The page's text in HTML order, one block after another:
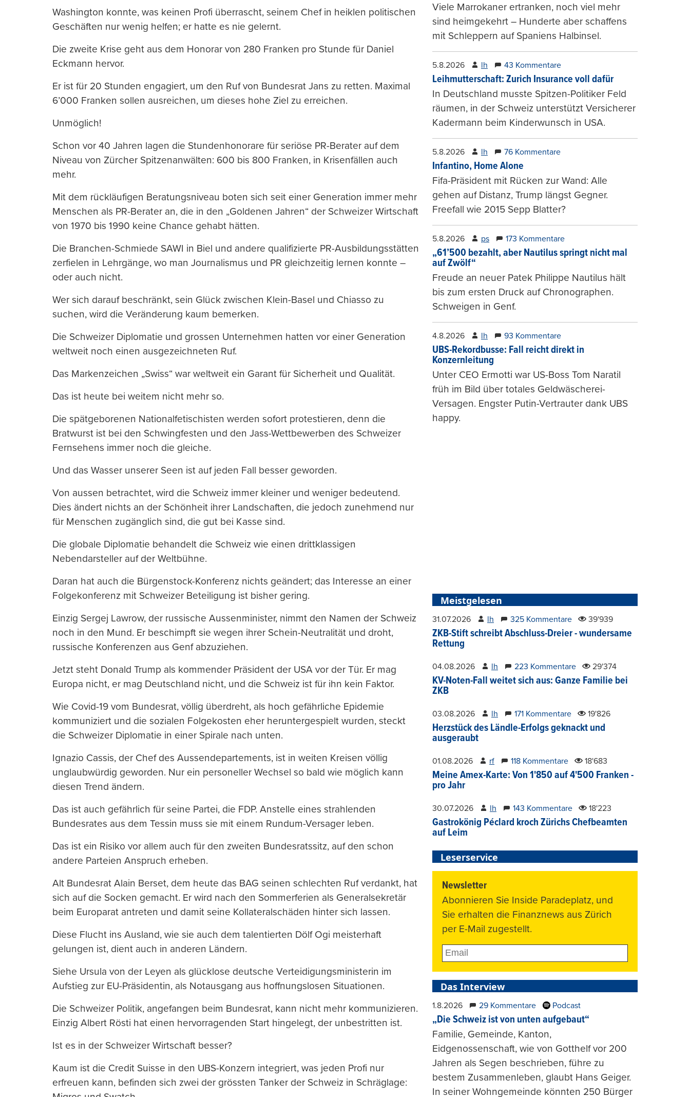
Washington konnte, was keinen Profi überrascht, seinem Chef in heiklen politischen
Geschäften nur wenig helfen; er hatte es nie gelernt.
Die zweite Krise geht aus dem Honorar von 280 Franken pro Stunde für Daniel
Eckmann hervor.
Er ist für 20 Stunden engagiert, um den Ruf von Bundesrat Jans zu retten. Maximal
6’000 Franken sollen ausreichen, um dieses hohe Ziel zu erreichen.
Unmöglich!
Schon vor 40 Jahren lagen die Stundenhonorare für seriöse PR-Berater auf dem
Niveau von Zürcher Spitzenanwälten: 600 bis 800 Franken, in Krisenfällen auch
mehr.
Mit dem rückläufigen Beratungsniveau boten sich seit einer Generation immer mehr
Menschen als PR-Berater an, die in den „Goldenen Jahren“ der Schweizer Wirtschaft
von 1970 bis 1990 keine Chance gehabt hätten.
Die Branchen-Schmiede SAWI in Biel und andere qualifizierte PR-Ausbildungsstätten
zerfielen in Lehrgänge, wo man Journalismus und PR gleichzeitig lernen konnte –
oder auch nicht.
Wer sich darauf beschränkt, sein Glück zwischen Klein-Basel und Chiasso zu
suchen, wird die Veränderung kaum bemerken.
Die Schweizer Diplomatie und grossen Unternehmen hatten vor einer Generation
weltweit noch einen ausgezeichneten Ruf.
Das Markenzeichen „Swiss“ war weltweit ein Garant für Sicherheit und Qualität.
Das ist heute bei weitem nicht mehr so.
Die spätgeborenen Nationalfetischisten werden sofort protestieren, denn die
Bratwurst ist bei den Schwingfesten und den Jass-Wettbewerben des Schweizer
Fernsehens immer noch die gleiche.
Und das Wasser unserer Seen ist auf jeden Fall besser geworden.
Von aussen betrachtet, wird die Schweiz immer kleiner und weniger bedeutend.
Dies ändert nichts an der Schönheit ihrer Landschaften, die jedoch zunehmend nur
für Menschen zugänglich sind, die gut bei Kasse sind.
Die globale Diplomatie behandelt die Schweiz wie einen drittklassigen
Nebendarsteller auf der Weltbühne.
Daran hat auch die Bürgenstock-Konferenz nichts geändert; das Interesse an einer
Folgekonferenz mit Schweizer Beteiligung ist bisher gering.
Einzig Sergej Lawrow, der russische Aussenminister, nimmt den Namen der Schweiz
noch in den Mund. Er beschimpft sie wegen ihrer Schein-Neutralität und droht,
russische Konferenzen aus Genf abzuziehen.
Jetzt steht Donald Trump als kommender Präsident der USA vor der Tür. Er mag
Europa nicht, er mag Deutschland nicht, und die Schweiz ist für ihn kein Faktor.
Wie Covid-19 vom Bundesrat, völlig überdreht, als hoch gefährliche Epidemie
kommuniziert und die sozialen Folgekosten eher heruntergespielt wurden, steckt
die Schweizer Diplomatie in einer Spirale nach unten.
Ignazio Cassis, der Chef des Aussendepartements, ist in weiten Kreisen völlig
unglaubwürdig geworden. Nur ein personeller Wechsel so bald wie möglich kann
diesen Trend ändern.
Das ist auch gefährlich für seine Partei, die FDP. Anstelle eines strahlenden
Bundesrates aus dem Tessin muss sie mit einem Rundum-Versager leben.
Das ist ein Risiko vor allem auch für den zweiten Bundesratssitz, auf den schon
andere Parteien Anspruch erheben.
Alt Bundesrat Alain Berset, dem heute das BAG seinen schlechten Ruf verdankt, hat
sich auf die Socken gemacht. Er wird nach den Sommerferien als Generalsekretär
beim Europarat antreten und damit seine Kollateralschäden hinter sich lassen.
Diese Flucht ins Ausland, wie sie auch dem talentierten Dölf Ogi meisterhaft
gelungen ist, dient auch in anderen Ländern.
Siehe Ursula von der Leyen als glücklose deutsche Verteidigungsministerin im
Aufstieg zur EU-Präsidentin, als Notausgang aus hoffnungslosen Situationen.
Die Schweizer Politik, angefangen beim Bundesrat, kann nicht mehr kommunizieren.
Einzig Albert Rösti hat einen hervorragenden Start hingelegt, der unbestritten ist.
Ist es in der Schweizer Wirtschaft besser?
Kaum ist die Credit Suisse in den UBS-Konzern integriert, was jeden Profi nur
erfreuen kann, befinden sich zwei der grössten Tanker der Schweiz in Schräglage:
Viele Marrokaner ertranken, noch viel mehr
sind heimgekehrt – Hunderte aber schaffens
mit Schleppern auf Spaniens Halbinsel.
5.8.2026 lh 43 Kommentare
Leihmutterschaft: Zurich Insurance voll dafür
In Deutschland musste Spitzen-Politiker Feld
räumen, in der Schweiz unterstützt Versicherer
Kadermann beim Kinderwunsch in USA.
5.8.2026 lh 76 Kommentare
Infantino, Home Alone
Fifa-Präsident mit Rücken zur Wand: Alle
gehen auf Distanz, Trump längst Gegner.
Freefall wie 2015 Sepp Blatter?
5.8.2026 ps 173 Kommentare
„61’500 bezahlt, aber Nautilus springt nicht mal
auf Zwölf“
Freude an neuer Patek Philippe Nautilus hält
bis zum ersten Druck auf Chronographen.
Schweigen in Genf.
4.8.2026 lh 93 Kommentare
UBS-Rekordbusse: Fall reicht direkt in
Konzernleitung
Unter CEO Ermotti war US-Boss Tom Naratil
früh im Bild über totales Geldwäscherei-
Versagen. Engster Putin-Vertrauter dank UBS
happy.
Meistgelesen
31.07.2026 lh 325 Kommentare 39'939
ZKB-Stift schreibt Abschluss-Dreier - wundersame
Rettung
04.08.2026 lh 223 Kommentare 29'374
KV-Noten-Fall weitet sich aus: Ganze Familie bei
ZKB
03.08.2026 lh 171 Kommentare 19'826
Herzstück des Ländle-Erfolgs geknackt und
ausgeraubt
01.08.2026 rf 118 Kommentare 18'683
Meine Amex-Karte: Von 1'850 auf 4'500 Franken -
pro Jahr
30.07.2026 lh 143 Kommentare 18'223
Gastrokönig Péclard kroch Zürichs Chefbeamten
auf Leim
Leserservice
Newsletter
Abonnieren Sie Inside Paradeplatz, und
Sie erhalten die Finanznews aus Zürich
per E-Mail zugestellt.
Das Interview
1.8.2026 29 Kommentare Podcast
„Die Schweiz ist von unten aufgebaut“
Familie, Gemeinde, Kanton,
Eidgenossenschaft, wie von Gotthelf vor 200
Jahren als Segen beschrieben, führe zu
bestem Zusammenleben, glaubt Hans Geiger.
In seiner Wohngemeinde könnten 250 Bürger